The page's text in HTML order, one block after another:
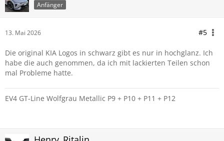
Anfänger
13. Mai 2026 #5
Die original KIA Logos in schwarz gibt es nur in hochglanz. Ich
habe die auch genommen, da ich mit lackierten Teilen schon
mal Probleme hatte.
EV4 GT-Line Wolfgrau Metallic P9 + P10 + P11 + P12